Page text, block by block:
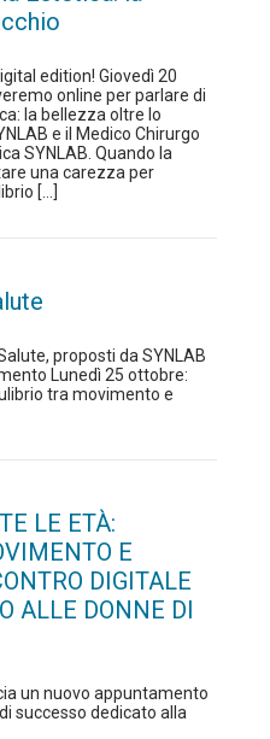
edition! Giovedì 20
online per parlare di
la bellezza oltre lo
e il Medico Chirurgo
SYNLAB. Quando la
una carezza per
[…]
proposti da SYNLAB
Lunedì 25 ottobre:
tra movimento e
LE ETÀ:
E
DIGITALE
ALLE DONNE DI
un nuovo appuntamento
successo dedicato alla